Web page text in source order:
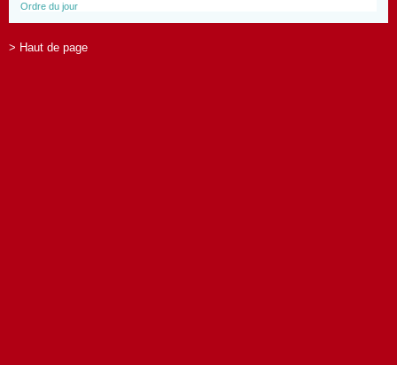
Ordre du jour
> Haut de page